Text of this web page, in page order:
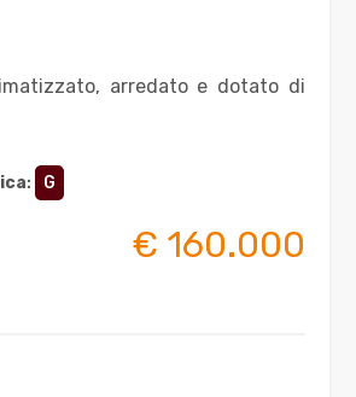
arredato e dotato di
: G
€ 160.000